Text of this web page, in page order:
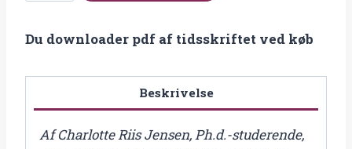
Det
med
inkludering
Du downloader pdf af tidsskriftet ved køb
Beskrivelse
Af Charlotte Riis Jensen, Ph.d.-studerende,